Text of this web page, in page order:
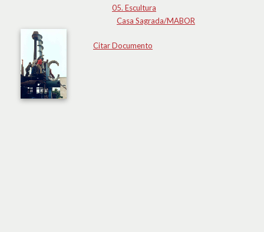
05. Escultura
Casa Sagrada/MABOR
Citar Documento